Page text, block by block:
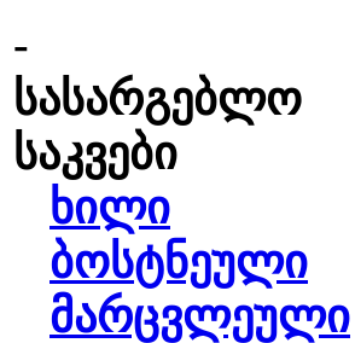
-
სასარგებლო
საკვები
ხილი
ბოსტნეული
მარცვლეული